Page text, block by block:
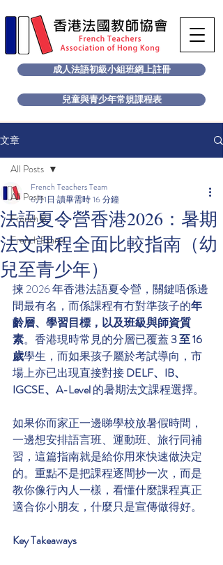
成人法語初級小組班網上註冊
兒童與青少年常規課程表
文章
All Posts
French B
French Exams
All Posts
法語夏令營香港2026：暑期
法文課程全面比較指南（幼
兒至青少年）
French Teachers Team
6月1日 讀畢需時 16 分鐘
揀 2026 年香港法語夏令營，關鍵唔係邊
間最有名，而係課程有冇對準孩子的年
齡層、學習目標，以及班級與師資質
素。香港現時常見的分層已覆蓋 3 至 16
歲學生，而如果孩子屬於考試導向，市
場上亦已出現直接對接 DELF、IB、
IGCSE、A-Level 的暑期法文課程選擇。
如果你而家正一邊睇學校放暑假時間，
一邊想安排語言班、運動班、旅行同補
習，這篇指南就是給你用來快速做決定
的。重點不是把課程逐間抄一次，而是
教你像行內人一樣，看懂什麼課程真正
適合你小朋友，什麼只是宣傳做得好。
Key Takeaways